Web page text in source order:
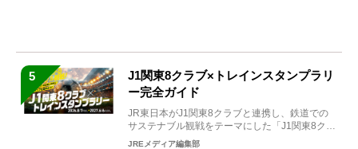
5
J1関東8クラブ×トレインスタンプラリ
ー完全ガイド
JR東日本がJ1関東8クラブと連携し、鉄道での
サステナブル観戦をテーマにした「J1関東8クラ
ブ×トレイン...
JREメディア編集部